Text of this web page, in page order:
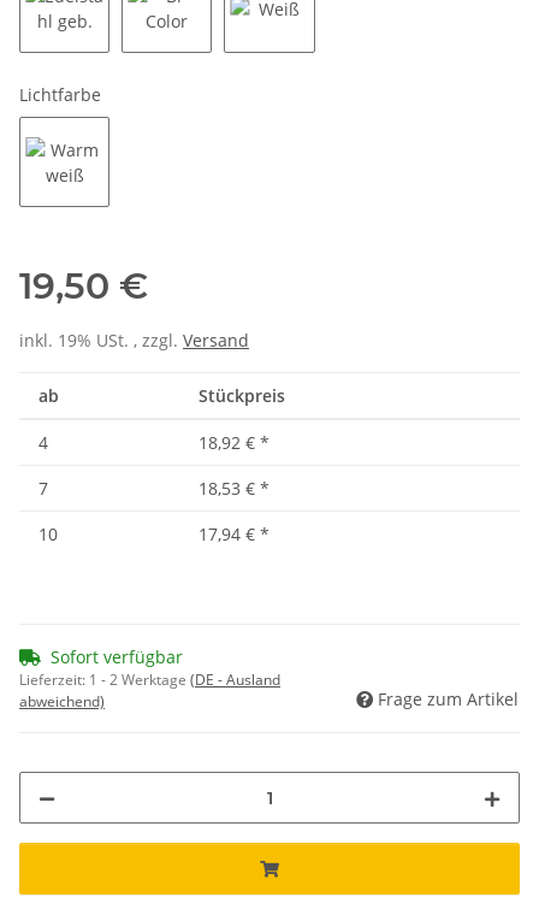
Lichtfarbe
19,50 €
inkl. 19% USt. , zzgl. Versand
ab Stückpreis
4 18,92 € *
7
18,53 € *
10
17,94 € *
Sofort verfügbar
Lieferzeit: 1 - 2 Werktage (DE - Ausland
abweichend)
Frage zum Artikel